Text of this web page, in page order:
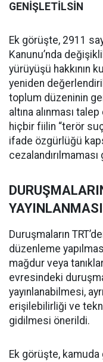
GENİŞLETİLSİN
Ek görüşte, 2911
Kanunu’nda
yürüyüşü hakkının
yeniden
toplum düzeninin
altına alınması
hiçbir fiilin “terör
ifade özgürlüğü
Duruşmaların
düzenleme
mağdur veya
evresindeki
yayınlanabilmesi,
erişilebilirliği ve
gidilmesi önerildi.
Ek görüşte,